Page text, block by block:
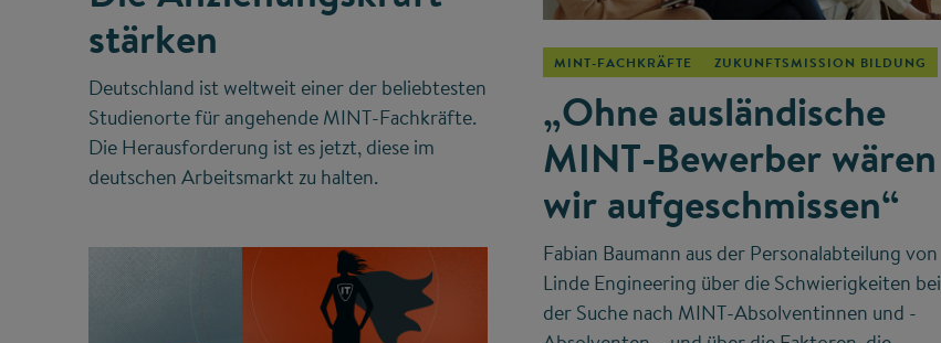
stärken
Deutschland ist weltweit einer der beliebtesten
Studienorte für angehende MINT-Fachkräfte.
Die Herausforderung ist es jetzt, diese im
deutschen Arbeitsmarkt zu halten.
MINT-FACHKRÄFTE ZUKUNFTSMISSION BILDUNG
„Ohne ausländische
MINT-Bewerber wären
wir aufgeschmissen“
Fabian Baumann aus der Personalabteilung von
Linde Engineering über die Schwierigkeiten bei
der Suche nach MINT-Absolventinnen und -